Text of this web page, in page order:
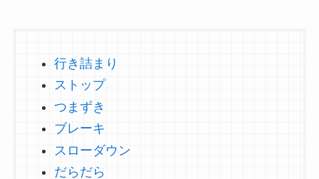
行き詰まり
ストップ
つまずき
ブレーキ
スローダウン
だらだら